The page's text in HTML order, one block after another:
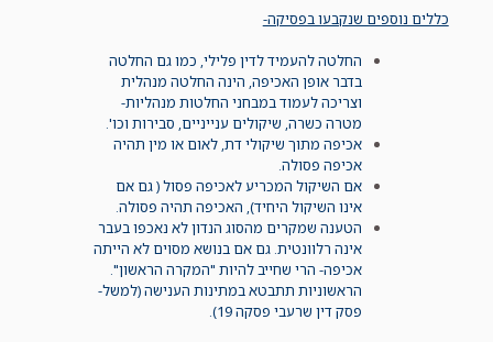
כללים נוספים שנקבעו בפסיקה-
החלטה להעמיד לדין פלילי, כמו גם החלטה
בדבר אופן האכיפה, הינה החלטה מנהלית
וצריכה לעמוד במבחני החלטות מנהליות-
מטרה כשרה, שיקולים ענייניים, סבירות וכו'.
אכיפה מתוך שיקולי דת, לאום או מין תהיה
אכיפה פסולה.
אם השיקול המכריע לאכיפה פסול ( גם אם
אינו השיקול היחיד), האכיפה תהיה פסולה.
הטענה שמקרים מהסוג הנדון לא נאכפו בעבר
אינה רלוונטית. גם אם בנושא מסוים לא הייתה
אכיפה- הרי שחייב להיות "המקרה הראשון".
הראשוניות תתבטא במתינות הענישה (למשל-
פסק דין שרעבי פסקה 19).